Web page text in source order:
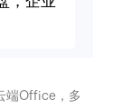
端Office，多